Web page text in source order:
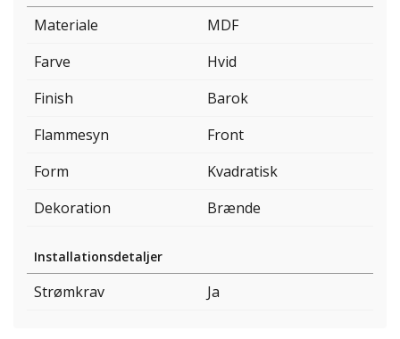
Materiale
MDF
Farve
Hvid
Finish
Barok
Flammesyn
Front
Form
Kvadratisk
Dekoration
Brænde
Installationsdetaljer
Strømkrav Ja